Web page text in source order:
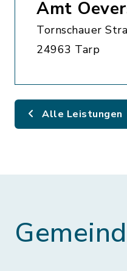
Amt
Tornschauer
24963 Tarp
Alle Leistungen